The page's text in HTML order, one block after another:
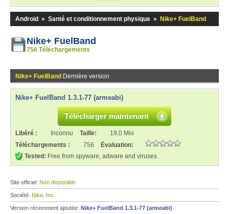
Android » Santé et conditionnement physique » Nike+ FuelBand
Nike+ FuelBand
756 Téléchargements
Nike+ FuelBand Dernière version
Nike+ FuelBand 1.3.1-77 (armeabi)
Télécharger maintenant
Libéré : Inconnu Taille:
19,0 Mio
Téléchargements :
756
Évaluation:
Tested: Free from spyware, adware and viruses
Site officiel: Non disponible
Société: Nike, Inc.
Version récemment ajoutée: Nike+ FuelBand 1.3.1-77 (armeabi)